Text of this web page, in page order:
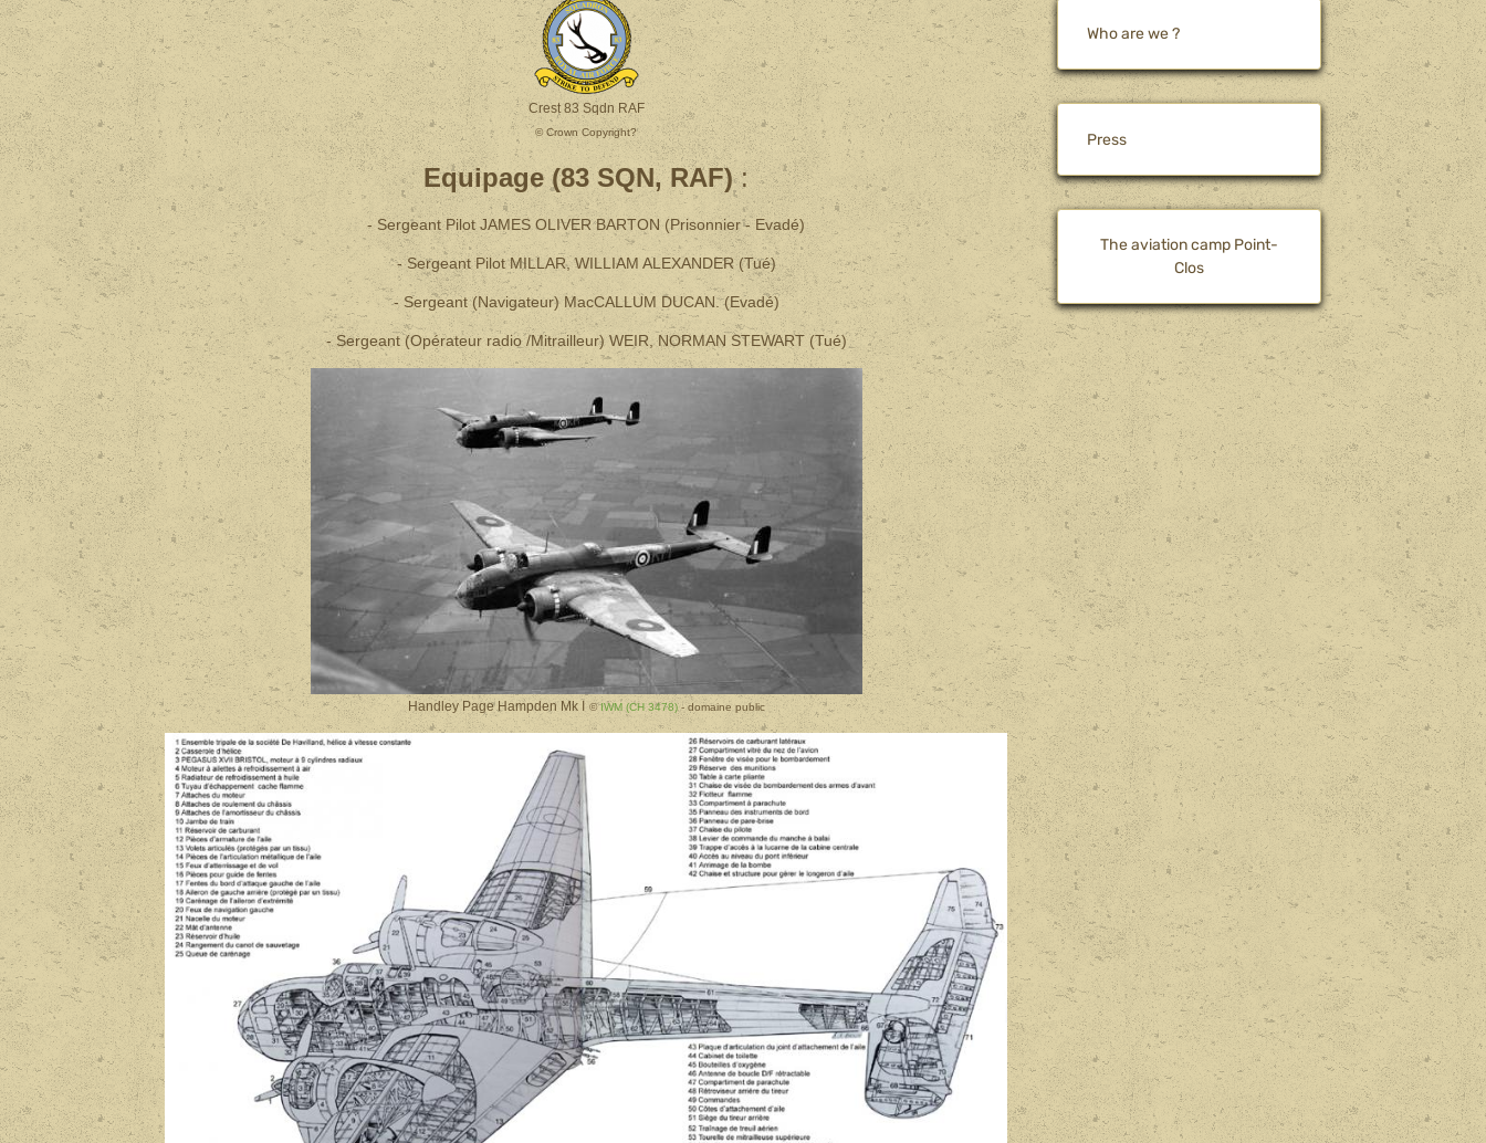
Crest 83 Sqdn RAF
© Crown Copyright?
Equipage (83 SQN, RAF):
- Sergeant Pilot JAMES OLIVER BARTON (Prisonnier - Evadé)
- Sergeant Pilot MILLAR, WILLIAM ALEXANDER (Tué)
- Sergeant (Navigateur) MacCALLUM DUCAN. (Evadé)
- Sergeant (Opérateur radio /Mitrailleur) WEIR, NORMAN STEWART (Tué)
Handley Page Hampden Mk I ©IWM (CH 3478)- domaine public
Who are we ?
Press
The aviation camp Point-
Clos